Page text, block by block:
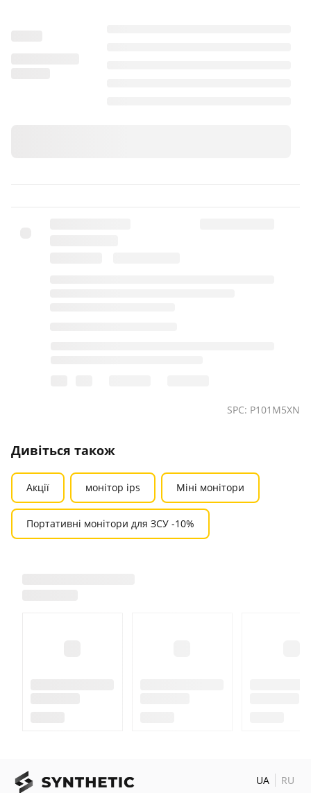
SPC: P101M5XN
Дивіться також
Акції монітор ips Міні монітори
Портативні монітори для ЗСУ -10%
UA RU